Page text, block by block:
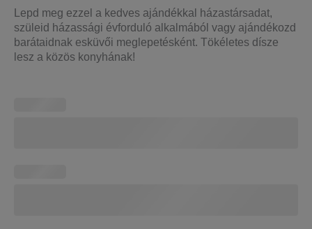
Lepd meg ezzel a kedves ajándékkal házastársadat,
szüleid házassági évforduló alkalmából vagy ajándékozd
barátaidnak esküvői meglepetésként. Tökéletes dísze
lesz a közös konyhának!